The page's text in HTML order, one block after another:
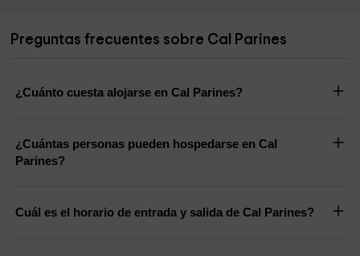
Preguntas frecuentes sobre Cal Parines
¿Cuánto cuesta alojarse en Cal Parines?
¿Cuántas personas pueden hospedarse en Cal
Parines?
Cuál es el horario de entrada y salida de Cal Parines?